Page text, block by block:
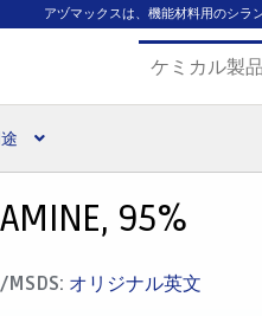
アヅマックスは、機能材料用のシラ
ケミカル製品
95%
MSDS: オリジナル英文